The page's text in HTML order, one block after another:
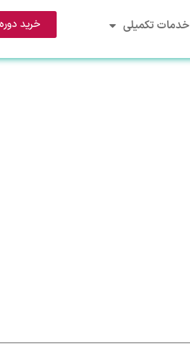
خدمات تکمیلی خرید دوره